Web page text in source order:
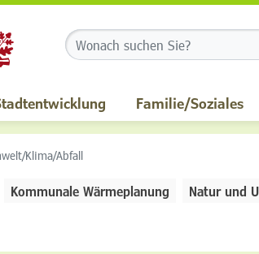
Familie/Soziales
Klima/Abfall
Kommunale Wärmeplanung Natur und